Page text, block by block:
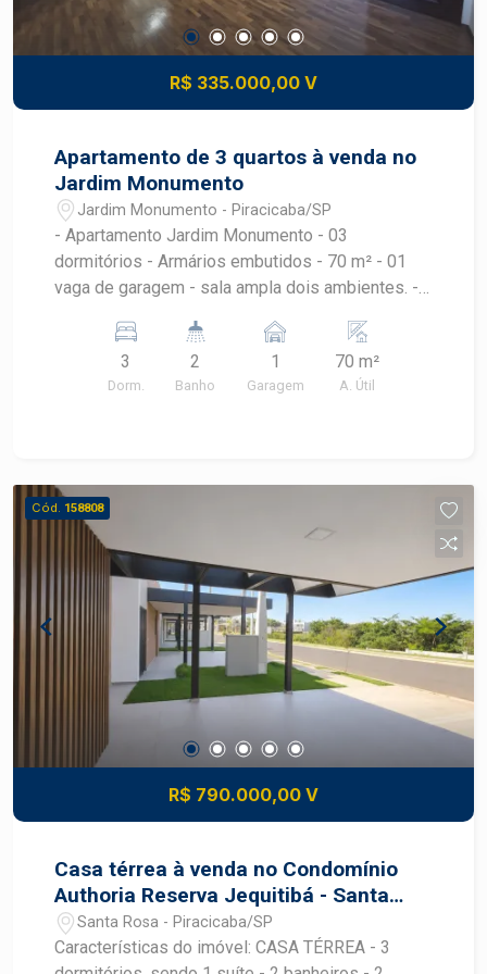
R$ 335.000,00 V
Apartamento de 3 quartos à venda no
Jardim Monumento
Jardim Monumento - Piracicaba/SP
- Apartamento Jardim Monumento - 03
dormitórios - Armários embutidos - 70 m² - 01
vaga de garagem - sala ampla dois ambientes. -
sexta das 8h às 11h
3
Dorm.
2
Banho
1
Garagem
70 m²
A. Útil
Cód. 158808
R$ 790.000,00 V
Casa térrea à venda no Condomínio
Authoria Reserva Jequitibá - Santa
Rosa | Piracicaba/SP
Santa Rosa - Piracicaba/SP
Características do imóvel: CASA TÉRREA - 3